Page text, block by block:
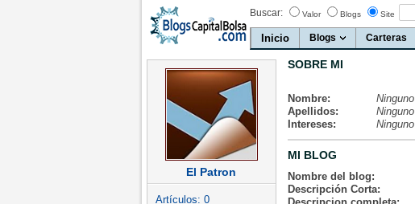
Buscar: Valor Blogs Site
Inicio Blogs Carteras
El Patron
Artículos: 0
SOBRE MI
Nombre:
Ninguno
Apellidos:
Ninguno
Intereses:
Ninguno
MI BLOG
Nombre del blog:
Descripción Corta: